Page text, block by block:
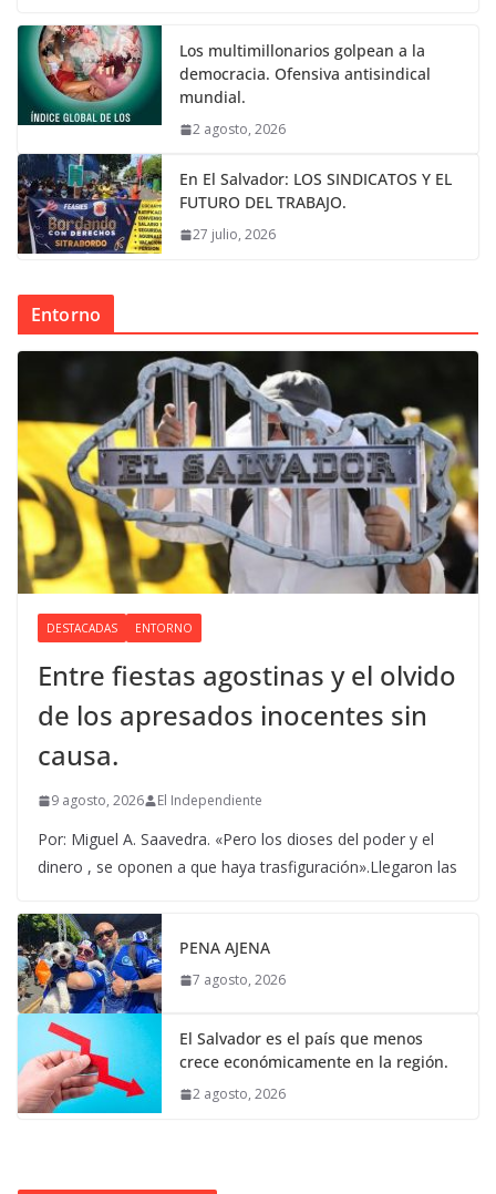
Los multimillonarios golpean a la
democracia. Ofensiva antisindical
mundial.
2 agosto, 2026
En El Salvador: LOS SINDICATOS Y EL
FUTURO DEL TRABAJO.
27 julio, 2026
Entorno
DESTACADAS ENTORNO
Entre fiestas agostinas y el olvido
de los apresados inocentes sin
causa.
9 agosto, 2026 El Independiente
Por: Miguel A. Saavedra. «Pero los dioses del poder y el
dinero , se oponen a que haya trasfiguración».Llegaron las
PENA AJENA
7 agosto, 2026
El Salvador es el país que menos
crece económicamente en la región.
2 agosto, 2026